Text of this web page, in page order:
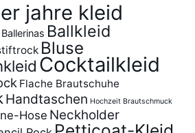
jahre kleid
Ballerinas Ballkleid
Bluse
Cocktailkleid
Flache Brautschuhe
Handtaschen Hochzeit Brautschmuck
Hose Neckholder